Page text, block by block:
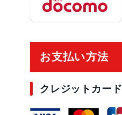
お支払い方法
クレジットカード